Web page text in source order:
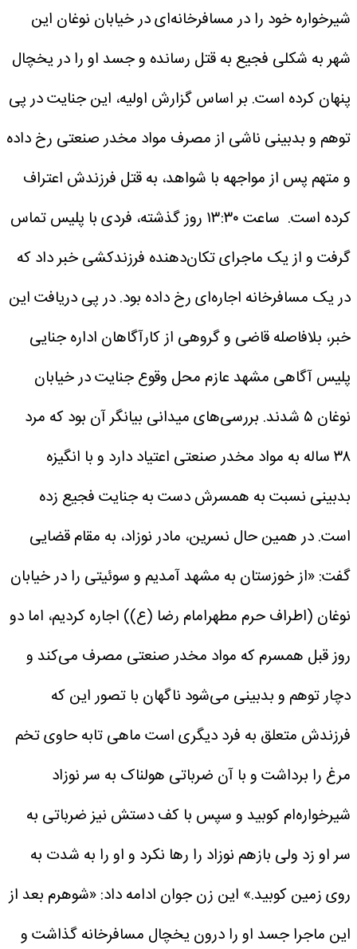
شیرخواره خود را در مسافرخانه‌ای در خیابان نوغان این
شهر به شکلی فجیع به قتل رسانده و جسد او را در یخچال
پنهان کرده است. بر اساس گزارش اولیه، این جنایت در پی
توهم و بدبینی ناشی از مصرف مواد مخدر صنعتی رخ داده
و متهم پس از مواجهه با شواهد، به قتل فرزندش اعتراف
کرده است.
ساعت ۱۳:۳۰ روز گذشته، فردی با پلیس تماس
گرفت و از یک ماجرای تکان‌دهنده فرزندکشی خبر داد که
در یک مسافرخانه اجاره‌ای رخ داده بود.در پی دریافت این
خبر، بلافاصله قاضی و گروهی از کارآگاهان اداره جنایی
پلیس آگاهی مشهد عازم محل وقوع جنایت در خیابان
نوغان ۵ شدند.
بررسی‌های میدانی بیانگر آن بود که مرد
۳۸ ساله به مواد مخدر صنعتی اعتیاد دارد و با انگیزه
بدبینی نسبت به همسرش دست به جنایت فجیع زده
است.در همین حال نسرین، مادر نوزاد، به مقام قضایی
گفت: «از خوزستان به مشهد آمدیم و سوئیتی را در خیابان
نوغان (اطراف حرم مطهرامام رضا (ع)) اجاره کردیم، اما دو
روز قبل همسرم که مواد مخدر صنعتی مصرف می‌کند و
دچار توهم و بدبینی می‌شود ناگهان با تصور این که
فرزندش متعلق به فرد دیگری است ماهی تابه حاوی تخم
مرغ را برداشت و با آن ضرباتی هولناک به سر نوزاد
شیرخواره‌ام کوبید و سپس با کف دستش نیز ضرباتی به
سر او زد ولی بازهم نوزاد را رها نکرد و او را به شدت به
روی زمین کوبید.» این زن جوان ادامه داد: «شوهرم بعد از
این ماجرا جسد او را درون یخچال مسافرخانه گذاشت و